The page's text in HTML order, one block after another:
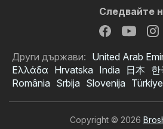
Следвайте
Други държави: United Arab
Ελλάδα Hrvatska India 日本 한
România Srbija Slovenija Türkiye
Copyright © 2026